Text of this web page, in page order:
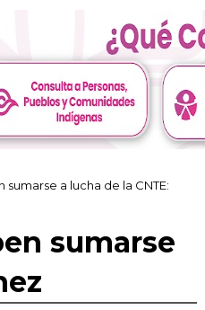
a lucha de la CNTE:
sumarse